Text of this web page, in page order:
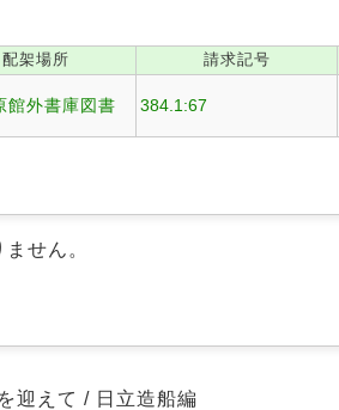
配架場所 請求記号
館外書庫図書 384.1:67
せん。
迎えて / 日立造船編